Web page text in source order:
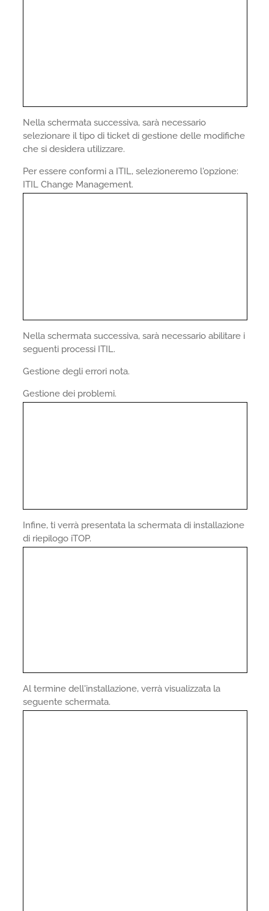
Nella schermata successiva, sarà necessario
selezionare il tipo di ticket di gestione delle modifiche
che si desidera utilizzare.
Per essere conformi a ITIL, selezioneremo l'opzione:
ITIL Change Management.
Nella schermata successiva, sarà necessario abilitare i
seguenti processi ITIL.
Gestione degli errori nota.
Gestione dei problemi.
Infine, ti verrà presentata la schermata di installazione
di riepilogo iTOP.
Al termine dell'installazione, verrà visualizzata la
seguente schermata.